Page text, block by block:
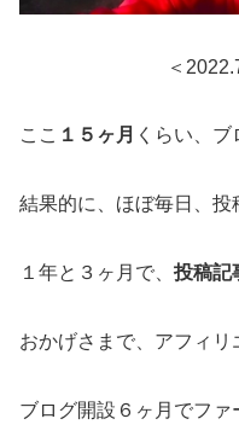
＜
ここ １５ヶ月 くらい、ブ
結果的に、ほぼ毎日、投
１年と３ヶ月で、 投稿記
おかげさまで、アフィリ
ブログ開設６ヶ月でファ